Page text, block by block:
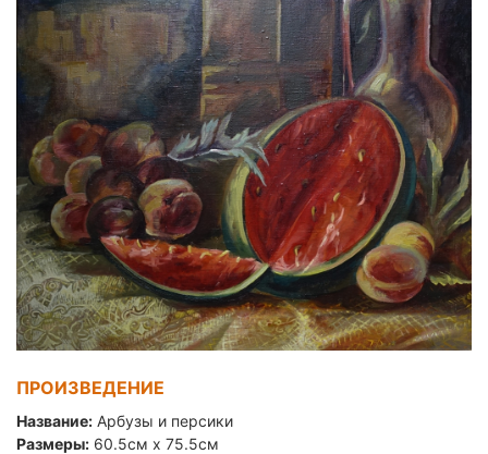
ПРОИЗВЕДЕНИЕ
Название: Арбузы и персики
Размеры: 60.5см x 75.5см